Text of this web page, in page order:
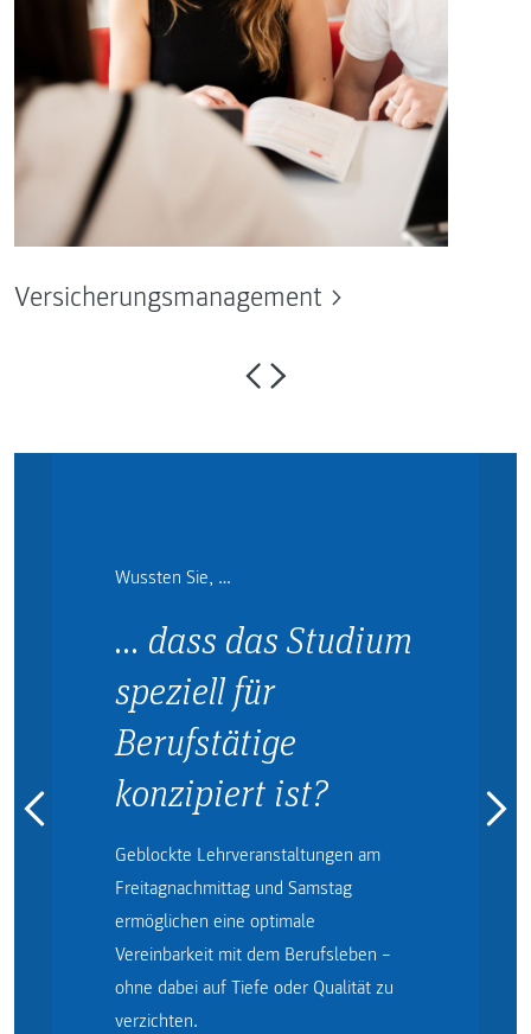
Versicherungsmanagement
Wussten Sie, …
… dass das Studium
speziell für
Berufstätige
konzipiert ist?
Geblockte Lehrveranstaltungen am
Freitagnachmittag und Samstag
ermöglichen eine optimale
Vereinbarkeit mit dem Berufsleben –
ohne dabei auf Tiefe oder Qualität zu
verzichten.